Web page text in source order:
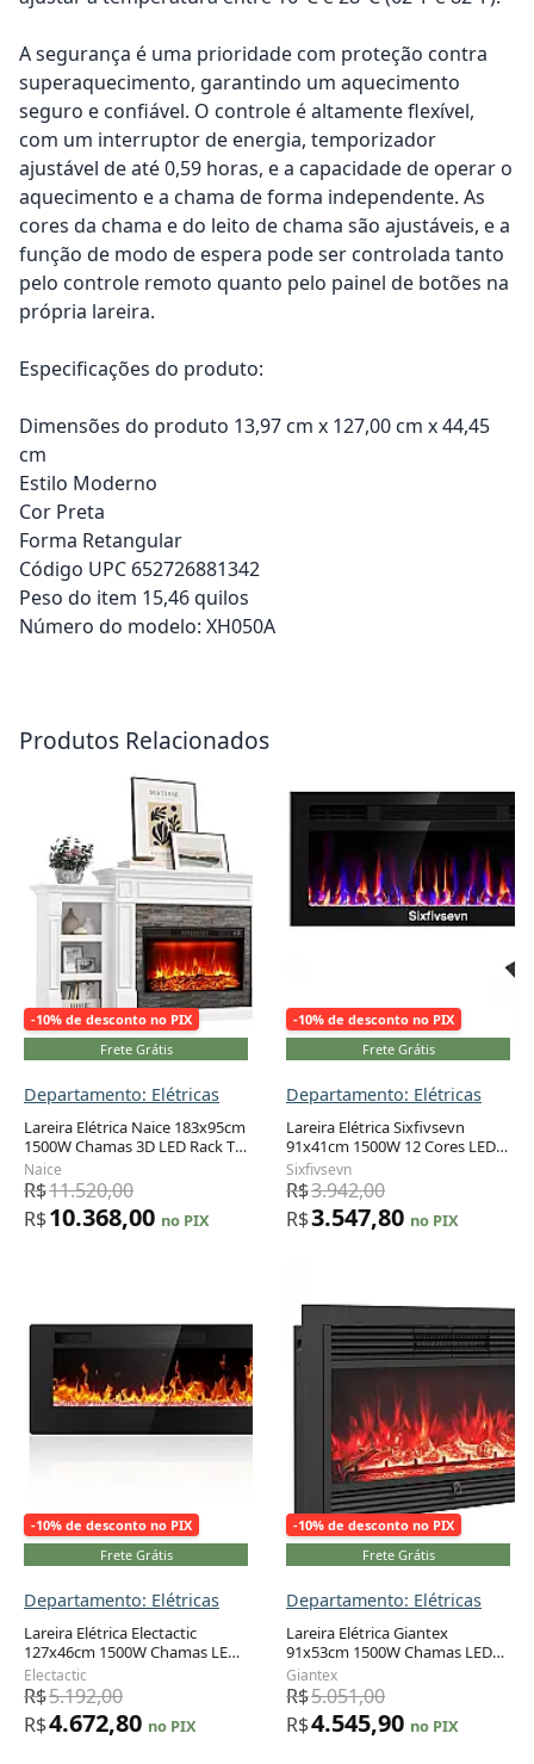
A segurança é uma prioridade com proteção contra
superaquecimento, garantindo um aquecimento
seguro e confiável. O controle é altamente flexível,
com um interruptor de energia, temporizador
ajustável de até 0,59 horas, e a capacidade de operar o
aquecimento e a chama de forma independente. As
cores da chama e do leito de chama são ajustáveis, e a
função de modo de espera pode ser controlada tanto
pelo controle remoto quanto pelo painel de botões na
própria lareira.
Especificações do produto:
Dimensões do produto 13,97 cm x 127,00 cm x 44,45
cm
Estilo Moderno
Cor Preta
Forma Retangular
Código UPC 652726881342
Peso do item 15,46 quilos
Número do modelo: XH050A
Produtos Relacionados
-10% de desconto no PIX
Frete Grátis
Departamento: Elétricas
Lareira Elétrica Naice 183x95cm
1500W Chamas 3D LED Rack TV
Branco 110V
Naice
R$11.520,00
R$10.368,00 no PIX
-10% de desconto no PIX
Frete Grátis
Departamento: Elétricas
Lareira Elétrica Sixfivsevn
91x41cm 1500W 12 Cores LED
Timer Embutir 110V
Sixfivsevn
R$3.942,00
R$3.547,80 no PIX
-10% de desconto no PIX
Frete Grátis
Departamento: Elétricas
Lareira Elétrica Electactic
127x46cm 1500W Chamas LED
12 Cores Embutir 110V
Adicionar ao carrinho
Electactic
R$5.192,00
R$4.672,80 no PIX
-10% de desconto no PIX
Frete Grátis
Departamento: Elétricas
Lareira Elétrica Giantex
91x53cm 1500W Chamas LED
Timer Embutir 110V
Adicionar ao carrinho
Giantex
R$5.051,00
R$4.545,90 no PIX